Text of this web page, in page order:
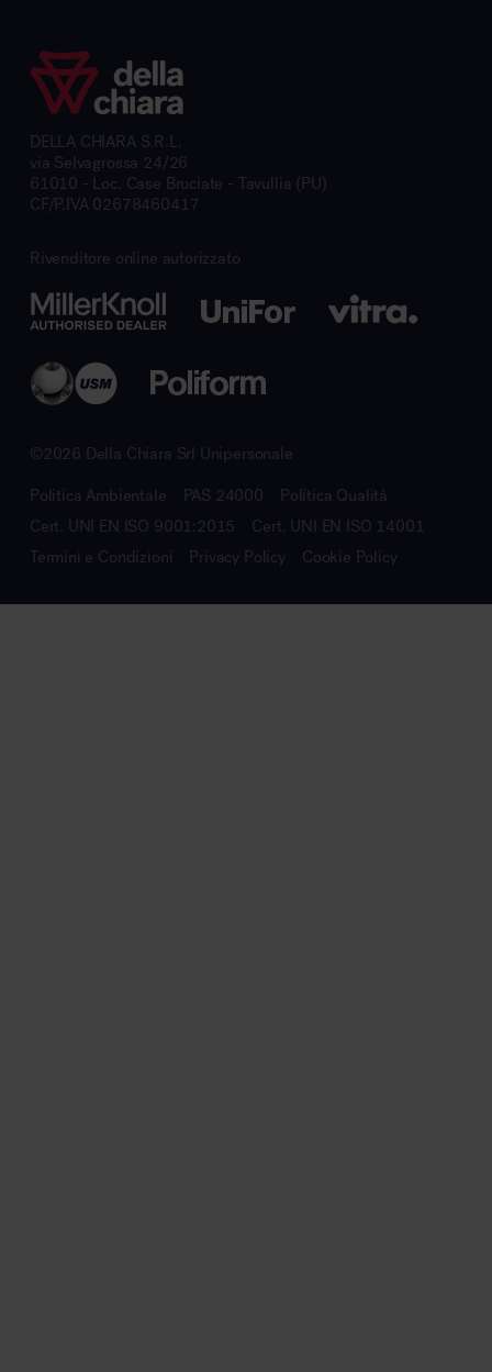
DELLA CHIARA S.R.L.
via Selvagrossa 24/26
61010 - Loc. Case Bruciate - Tavullia (PU)
CF/P.IVA 02678460417
Rivenditore online autorizzato
©2026 Della Chiara Srl Unipersonale
Politica Ambientale PAS 24000
Politica Qualità
Cert. UNI EN ISO 9001:2015
Cert. UNI EN ISO 14001
Termini e Condizioni
Privacy Policy Cookie Policy